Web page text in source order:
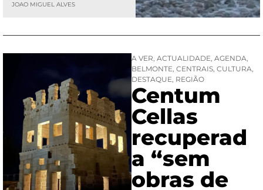
JOAO MIGUEL ALVES
A VER, ACTUALIDADE, AGENDA,
BELMONTE, CENTRAIS, CULTURA,
DESTAQUE, REGIÃO
Centum
Cellas
recuperad
a “sem
obras de